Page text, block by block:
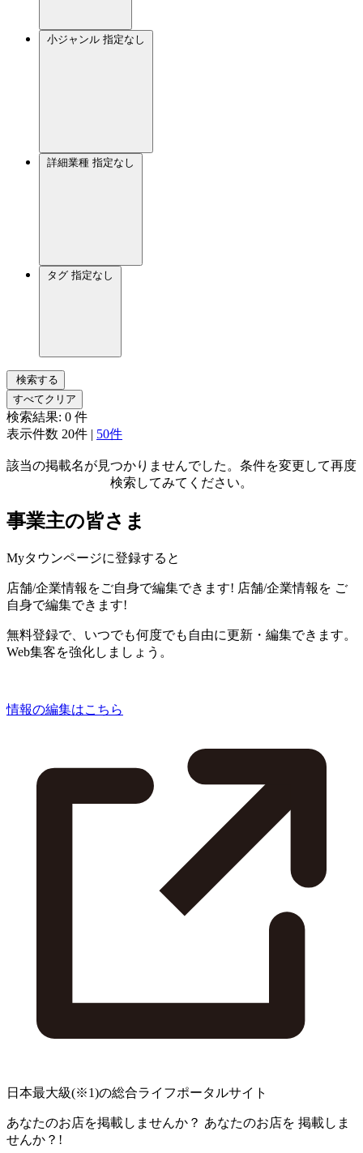
小ジャンル 指定なし
詳細業種 指定なし
タグ 指定なし
検索する
すべてクリア
検索結果: 0 件
表示件数 20件 | 50件
該当の掲載名が見つかりませんでした。条件を変更して再度
検索してみてください。
事業主の皆さま
Myタウンページに登録すると
店舗/企業情報をご自身で編集できます! 店舗/企業情報を ご
自身で編集できます!
無料登録で、いつでも何度でも自由に更新・編集できます。
Web集客を強化しましょう。
情報の編集はこちら
日本最大級(※1)の総合ライフポータルサイト
あなたのお店を掲載しませんか？ あなたのお店を 掲載しま
せんか？!